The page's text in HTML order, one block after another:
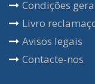
Condições
Livro
Avisos legais
Contacte-nos